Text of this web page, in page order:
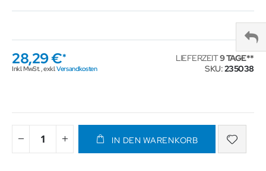
28,29 €
Inkl. MwSt.,exkl.Versandkosten
LIEFERZEIT9 TAGE
SKU 235038
IN DEN WARENKORB